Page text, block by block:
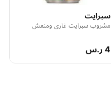
سبرايت
مشروب سبرايت غازي ومنعش
4 ر.س